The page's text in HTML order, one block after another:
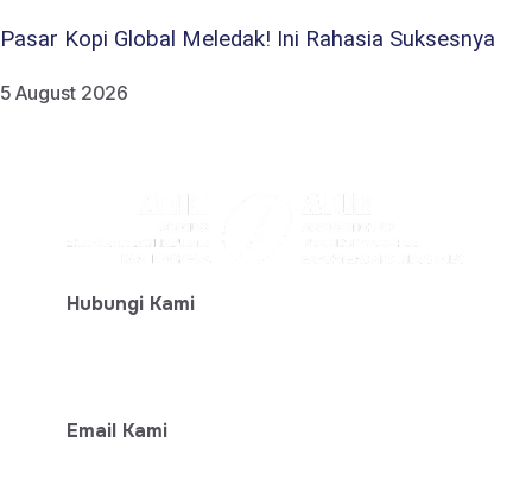
Pasar Kopi Global Meledak! Ini Rahasia Suksesnya
5 August 2026
Hubungi Kami
Email Kami